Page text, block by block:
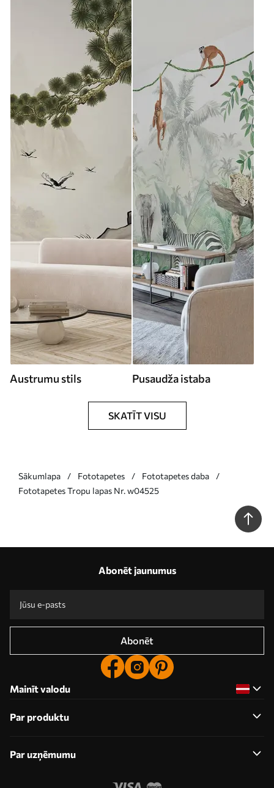
Austrumu stils Pusaudža istaba
SKATĪT VISU
Sākumlapa Fototapetes
Fototapetes daba
Fototapetes Tropu lapas Nr. w04525
Abonēt jaunumus
Abonēt
Mainīt valodu
Par produktu
Par uzņēmumu